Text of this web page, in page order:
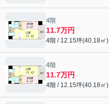
4階
11.7万円
4階 / 12.15坪(40.18㎡)
4階
11.7万円
4階 / 12.15坪(40.18㎡)